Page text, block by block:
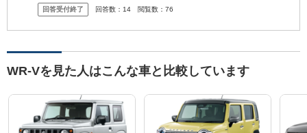
回答受付終了
回答数： 14 閲覧数： 76
WR-Vを見た人はこんな車と比較しています